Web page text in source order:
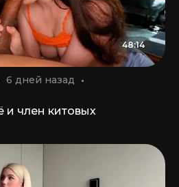
48:14
6 дней назад
и член китовых